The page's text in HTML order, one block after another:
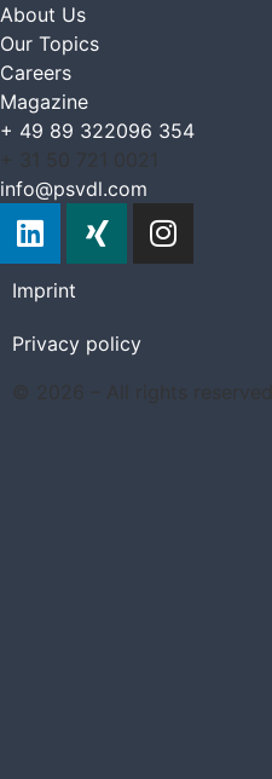
About Us
Our Topics
Careers
Magazine
+ 49 89 322096 354
+ 31 50 721 0021
info@psvdl.com
© 2026 – All rights reserved.
Privacy policy
Imprint